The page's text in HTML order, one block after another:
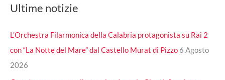
Ultime notizie
L’Orchestra Filarmonica della Calabria protagonista su Rai 2
con “La Notte del Mare” dal Castello Murat di Pizzo 6 Agosto
2026